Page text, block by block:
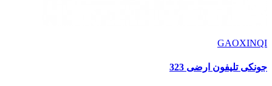
GAOXINQI
جونكى تليفون ارضى 323